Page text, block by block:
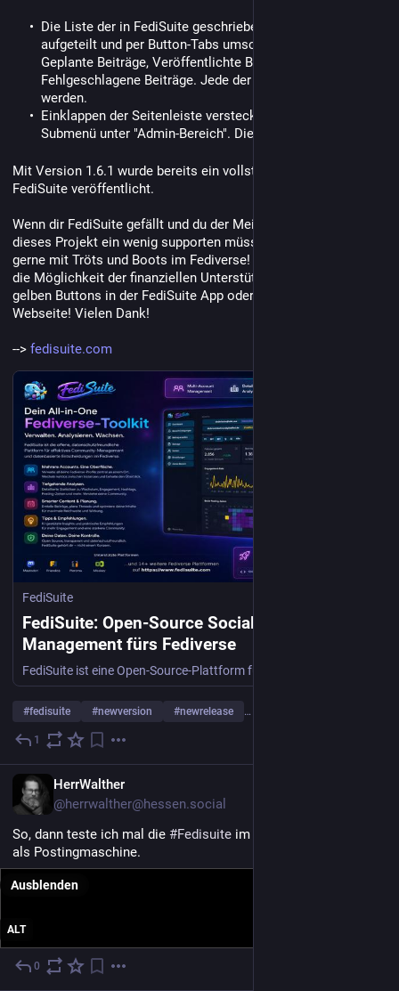
Die Liste der in FediSuite geschriebenen Beiträge ist nun
aufgeteilt und per Button-Tabs umschaltbar zwischen:
Geplante Beiträge, Veröffentlichte Beitrage und
Fehlgeschlagene Beiträge. Jede der Listen kann gefiltert
werden.
Einklappen der Seitenleiste versteckte bisher das
Submenü unter "Admin-Bereich". Dies wurde gefixt.
Mit Version 1.6.1 wurde bereits ein vollständiges Redseign von
FediSuite veröffentlicht.
Wenn dir FediSuite gefällt und du der Meinung bist, dass man
dieses Projekt ein wenig supporten müsste, dann tue das doch
gerne mit Tröts und Boots im Fediverse! Es gibt natürlich auch
die Möglichkeit der finanziellen Unterstützung. Nutze dazu die
gelben Buttons in der FediSuite App oder auf der FediSuite
Webseite! Vielen Dank!
--> fedisuite.com
FediSuite
FediSuite: Open-Source Social-Media-
Management fürs Fediverse
#fedisuite #newversion #newrelease … und 10 weitere
1
HerrWalther
@herrwalther@hessen.social
So, dann teste ich mal die #Fedisuite im vergleich zu
als Postingmaschine.
ALT
Ausblenden
0